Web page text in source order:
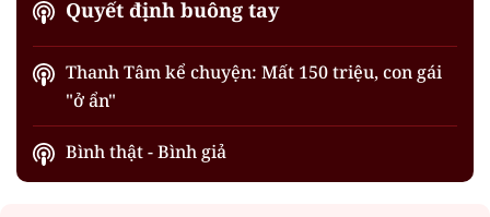
Quyết định buông tay
Thanh Tâm kể chuyện: Mất 150 triệu, con gái
"ở ẩn"
Bình thật - Bình giả